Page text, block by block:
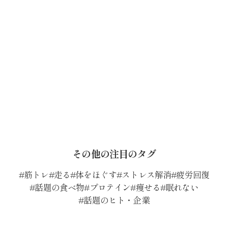
その他の注目のタグ
筋トレ 走る 体をほぐす ストレス解消 疲労回復
話題の食べ物 プロテイン 痩せる 眠れない
話題のヒト・企業